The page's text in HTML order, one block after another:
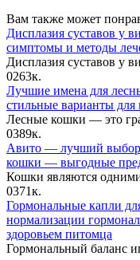
Вам также может
Дисплазия суставов у
симптомы и методы
Дисплазия суставов у
0263к.
Лучшие имена для
стильные варианты для
Лесные кошки — это
0389к.
Авито — лучший выбор
кошки — выгодные
Кошки являются
0371к.
Гормональные капли
нормализации
здоровьем питомца
Гормональный баланс